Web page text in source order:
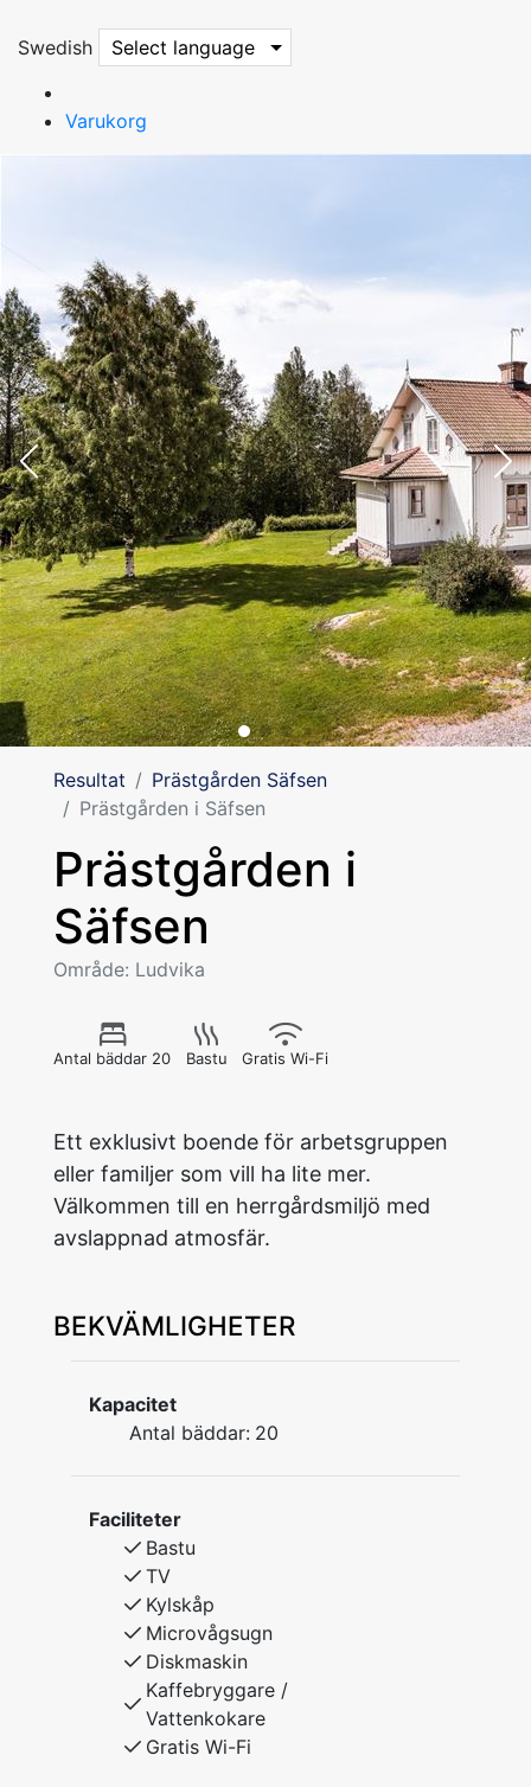
Swedish Select language
Varukorg
Resultat
Prästgården Säfsen
Prästgården i Säfsen
Prästgården i
Säfsen
Område: Ludvika
Antal bäddar 20 Bastu Gratis Wi-Fi
Ett exklusivt boende för arbetsgruppen
eller familjer som vill ha lite mer.
Välkommen till en herrgårdsmiljö med
avslappnad atmosfär.
BEKVÄMLIGHETER
Kapacitet
Antal bäddar: 20
Faciliteter
Bastu
TV
Kylskåp
Microvågsugn
Diskmaskin
Kaffebryggare /
Vattenkokare
Gratis Wi-Fi